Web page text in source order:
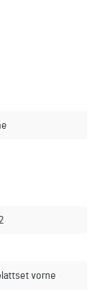
vorne